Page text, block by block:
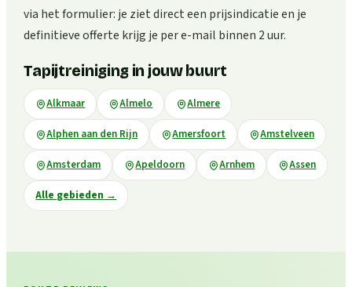
via het formulier: je ziet direct een prijsindicatie en je
definitieve offerte krijg je per e-mail binnen 2 uur.
Tapijtreiniging in jouw buurt
Alkmaar Almelo Almere
Alphen aan den Rijn Amersfoort Amstelveen
Amsterdam Apeldoorn Arnhem Assen
Alle gebieden →